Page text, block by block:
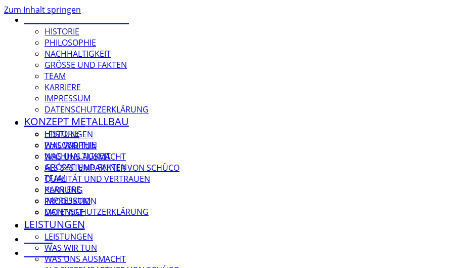
Zum Inhalt springen
KONZEPT METALLBAU
HISTORIE
PHILOSOPHIE
NACHHALTIGKEIT
GRÖSSE UND FAKTEN
TEAM
KARRIERE
IMPRESSUM
DATENSCHUTZERKLÄRUNG
LEISTUNGEN
LEISTUNGEN
WAS WIR TUN
WAS UNS AUSMACHT
ALS SYSTEMPARTNER VON SCHÜCO
QUALITÄT UND VERTRAUEN
PLANUNG
PRODUKTION
MONTAGE
REFERENZEN
NEWS
KARRIERE
KONZEPT METALLBAU
HISTORIE
PHILOSOPHIE
NACHHALTIGKEIT
GRÖSSE UND FAKTEN
TEAM
KARRIERE
IMPRESSUM
DATENSCHUTZERKLÄRUNG
LEISTUNGEN
LEISTUNGEN
WAS WIR TUN
WAS UNS AUSMACHT